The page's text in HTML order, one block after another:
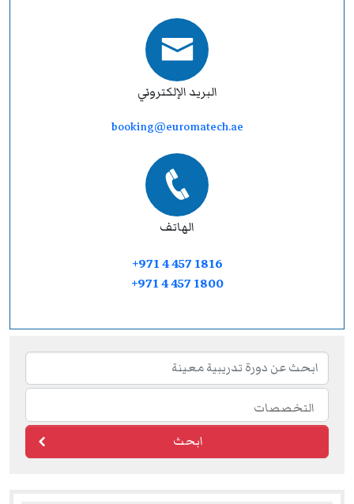
البريد الإلكتروني
booking@euromatech.ae
الهاتف
+971 4 457 1816
+971 4 457 1800
ابحث